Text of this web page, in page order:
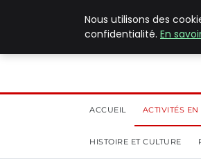
ACCUEIL ACTIVITÉS
HISTOIRE ET CULTURE
Nous utilisons des
confidentialité. En